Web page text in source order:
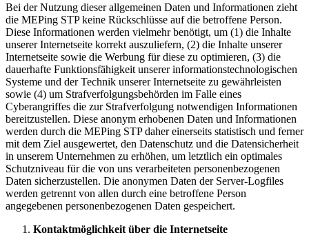
Bei der Nutzung dieser allgemeinen Daten und Informationen zieht
die MEPing STP keine Rückschlüsse auf die betroffene Person.
Diese Informationen werden vielmehr benötigt, um (1) die Inhalte
unserer Internetseite korrekt auszuliefern, (2) die Inhalte unserer
Internetseite sowie die Werbung für diese zu optimieren, (3) die
dauerhafte Funktionsfähigkeit unserer informationstechnologischen
Systeme und der Technik unserer Internetseite zu gewährleisten
sowie (4) um Strafverfolgungsbehörden im Falle eines
Cyberangriffes die zur Strafverfolgung notwendigen Informationen
bereitzustellen. Diese anonym erhobenen Daten und Informationen
werden durch die MEPing STP daher einerseits statistisch und ferner
mit dem Ziel ausgewertet, den Datenschutz und die Datensicherheit
in unserem Unternehmen zu erhöhen, um letztlich ein optimales
Schutzniveau für die von uns verarbeiteten personenbezogenen
Daten sicherzustellen. Die anonymen Daten der Server-Logfiles
werden getrennt von allen durch eine betroffene Person
angegebenen personenbezogenen Daten gespeichert.
Kontaktmöglichkeit über die Internetseite